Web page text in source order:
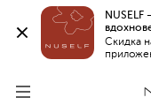
Скидка